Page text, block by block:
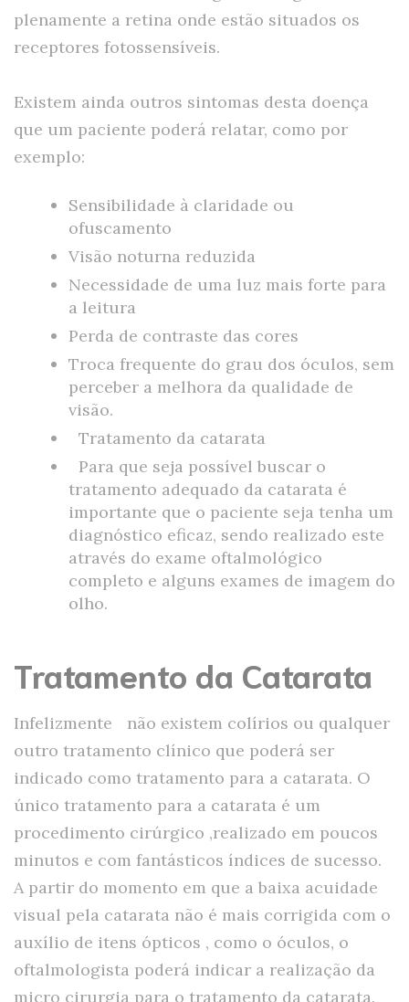
plenamente a retina onde estão situados os
receptores fotossensíveis.
Existem ainda outros sintomas desta doença
que um paciente poderá relatar, como por
exemplo:
Sensibilidade à claridade ou
ofuscamento
Visão noturna reduzida
Necessidade de uma luz mais forte para
a leitura
Perda de contraste das cores
Troca frequente do grau dos óculos, sem
perceber a melhora da qualidade de
visão.
Tratamento da catarata
Para que seja possível buscar o
tratamento adequado da catarata é
importante que o paciente seja tenha um
diagnóstico eficaz, sendo realizado este
através do exame oftalmológico
completo e alguns exames de imagem do
olho.
Tratamento da Catarata
Infelizmente não existem colírios ou qualquer
outro tratamento clínico que poderá ser
indicado como tratamento para a catarata. O
único tratamento para a catarata é um
procedimento cirúrgico ,realizado em poucos
minutos e com fantásticos índices de sucesso.
A partir do momento em que a baixa acuidade
visual pela catarata não é mais corrigida com o
auxílio de itens ópticos , como o óculos, o
oftalmologista poderá indicar a realização da
micro cirurgia para o tratamento da catarata.